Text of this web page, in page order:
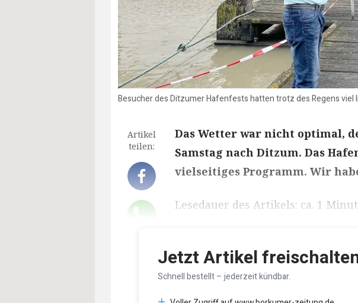
Besucher des Ditzumer Hafenfests hatten trotz des Regens
Artikel
teilen:
Das Wetter war nicht optimal,
Samstag nach Ditzum. Das
vielseitiges Programm. Wir
Lesedauer des Artikels: ca. 1
Jetzt Artikel
Schnell bestellt – jederzeit kündbar.